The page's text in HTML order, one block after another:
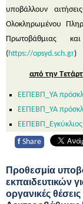
υποβάλλουν
Ολοκληρωμένου
Πρωτοβάθμιας
(https://opsyd.sch.gr)
από την
ΕΕΠΕΒΠ_ΥΑ
ΕΕΠΕΒΠ_ΥΑ
f Share
Προθεσμία
εκπαιδευτικών
οργανικές